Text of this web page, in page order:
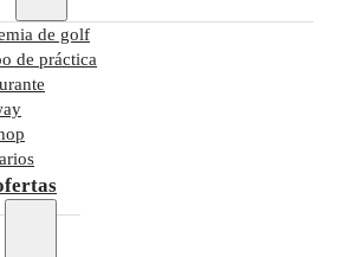
de golf
de práctica